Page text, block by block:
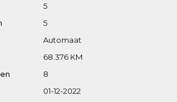
5
5
Automaat
68.376 KM
8
01-12-2022